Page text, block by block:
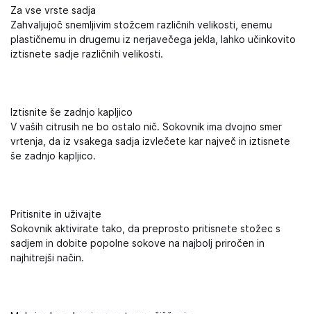
Za vse vrste sadja
Zahvaljujoč snemljivim stožcem različnih velikosti, enemu
plastičnemu in drugemu iz nerjavečega jekla, lahko učinkovito
iztisnete sadje različnih velikosti.
Iztisnite še zadnjo kapljico
V vaših citrusih ne bo ostalo nič. Sokovnik ima dvojno smer
vrtenja, da iz vsakega sadja izvlečete kar največ in iztisnete
še zadnjo kapljico.
Pritisnite in uživajte
Sokovnik aktivirate tako, da preprosto pritisnete stožec s
sadjem in dobite popolne sokove na najbolj priročen in
najhitrejši način.